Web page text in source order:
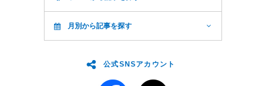
月別から記事を探す
公式SNSアカウント